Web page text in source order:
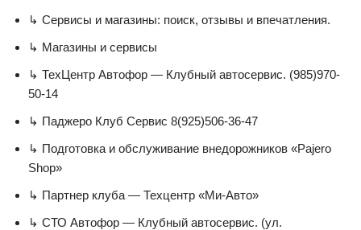
↳ Сервисы и магазины: поиск, отзывы и впечатления.
↳ Магазины и сервисы
↳ ТехЦентр Автофор — Клубный автосервис. (985)970-
50-14
↳ Паджеро Клуб Сервис 8(925)506-36-47
↳ Подготовка и обслуживание внедорожников «Pajero
Shop»
↳ Партнер клуба — Техцентр «Ми-Авто»
↳ СТО Автофор — Клубный автосервис. (ул.